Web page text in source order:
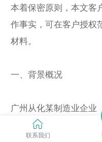
本着保密原则，本文客
作事实，可在客户授权
材料。
一、背景概况
广州从化某制造业企业
制造业企业（客户匿名
联系我们